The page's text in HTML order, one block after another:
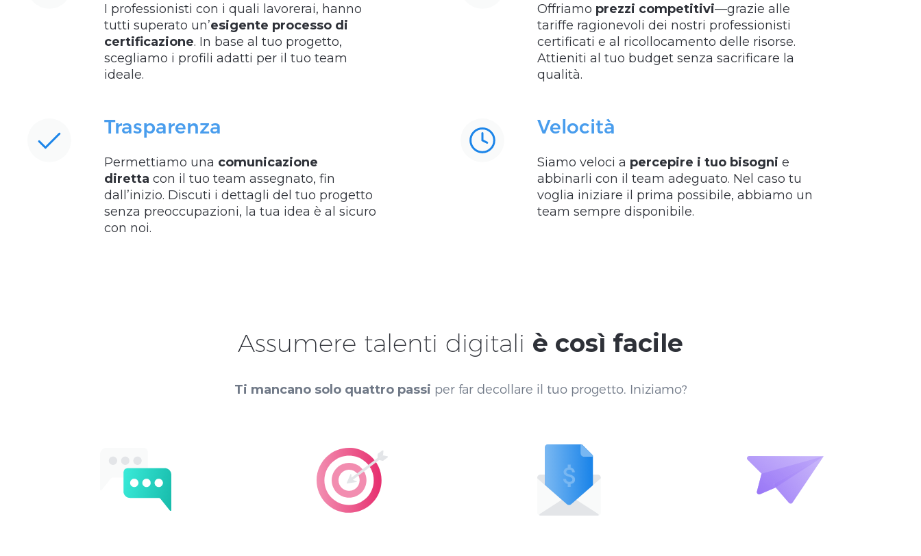
I professionisti con i quali lavorerai, hanno
tutti superato un’esigente processo di
certificazione. In base al tuo progetto,
scegliamo i profili adatti per il tuo team
ideale.
Offriamo prezzi competitivi—grazie alle
tariffe ragionevoli dei nostri professionisti
certificati e al ricollocamento delle risorse.
Attieniti al tuo budget senza sacrificare la
qualità.
Trasparenza
Permettiamo una comunicazione
diretta con il tuo team assegnato, fin
dall’inizio. Discuti i dettagli del tuo progetto
senza preoccupazioni, la tua idea è al sicuro
con noi.
Velocità
Siamo veloci a percepire i tuo bisogni e
abbinarli con il team adeguato. Nel caso tu
voglia iniziare il prima possibile, abbiamo un
team sempre disponibile.
Assumere talenti digitali è così facile
Ti mancano solo quattro passi per far decollare il tuo progetto. Iniziamo?